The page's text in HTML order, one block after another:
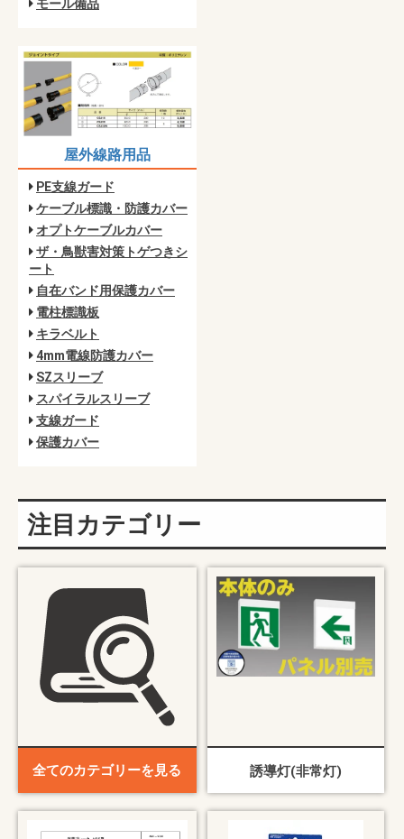
モール備品
屋外線路用品
PE支線ガード
ケーブル標識・防護カバー
オプトケーブルカバー
ザ・鳥獣害対策トゲつきシ
ート
自在バンド用保護カバー
電柱標識板
キラベルト
4mm電線防護カバー
SZスリーブ
スパイラルスリーブ
支線ガード
保護カバー
注目カテゴリー
全てのカテゴリーを見る 誘導灯(非常灯)